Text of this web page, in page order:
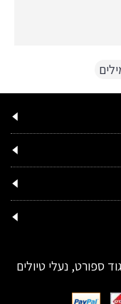
ספורט, נעלי טיולים